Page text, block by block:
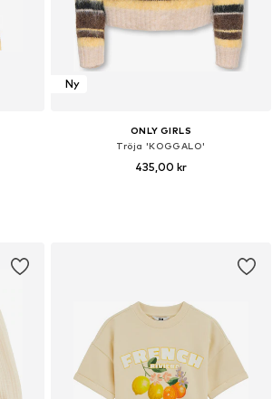
Ny
ONLY GIRLS
Tröja 'KOGGALO'
435,00 kr